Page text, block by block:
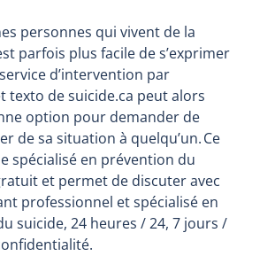
personnes qui vivent de la
parfois plus facile de s’exprimer
d’intervention par
texto de suicide.ca peut alors
option pour demander de
de sa situation à quelqu’un. Ce
spécialisé en prévention du
et permet de discuter avec
professionnel et spécialisé en
suicide, 24 heures / 24, 7 jours /